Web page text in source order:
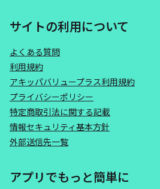
サイトの利用について
よくある質問
利用規約
アキッパバリュープラス利用規約
プライバシーポリシー
特定商取引法に関する記載
情報セキュリティ基本方針
外部送信先一覧
アプリでもっと簡単に